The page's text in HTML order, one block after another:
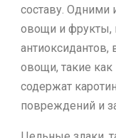
составу. Одними
овощи и фрукты,
овощи, такие
содержат
повреждений и